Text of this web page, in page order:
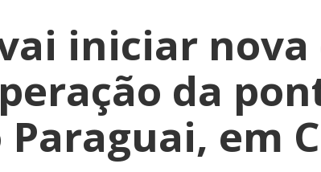
iniciar
da
Paraguai, em